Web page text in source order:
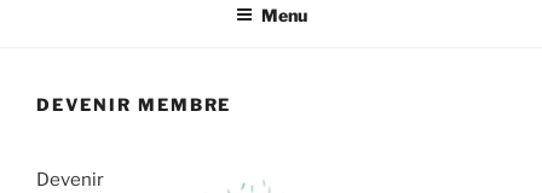
Menu
DEVENIR MEMBRE
Devenir